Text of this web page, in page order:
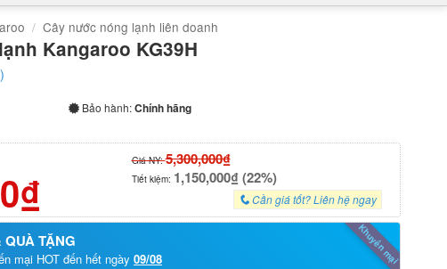
/ Cây nước nóng lạnh liên doanh
Kangaroo KG39H
Bảo hành:Chính hãng
Giá NY:5,300,000₫
Tiết kiệm: 1,150,000₫ (22%)
Cần giá tốt? Liên hệ ngay
Khuyến mại
TẶNG
mại HOT đến hết ngày 09/08